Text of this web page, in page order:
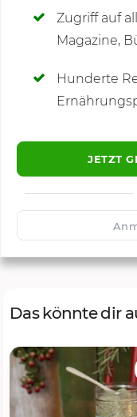
Zugriff auf
Magazine,
Hunderte
JETZT
🙂
Das könnte dir